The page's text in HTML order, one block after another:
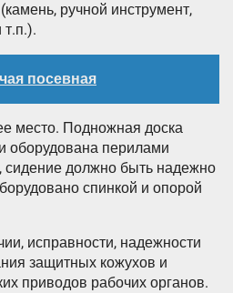
ручной инструмент,
посевная
место. Подножная доска
оборудована перилами
должно быть надежно
спинкой и опорой
исправности, надежности
защитных кожухов и
приводов рабочих органов.